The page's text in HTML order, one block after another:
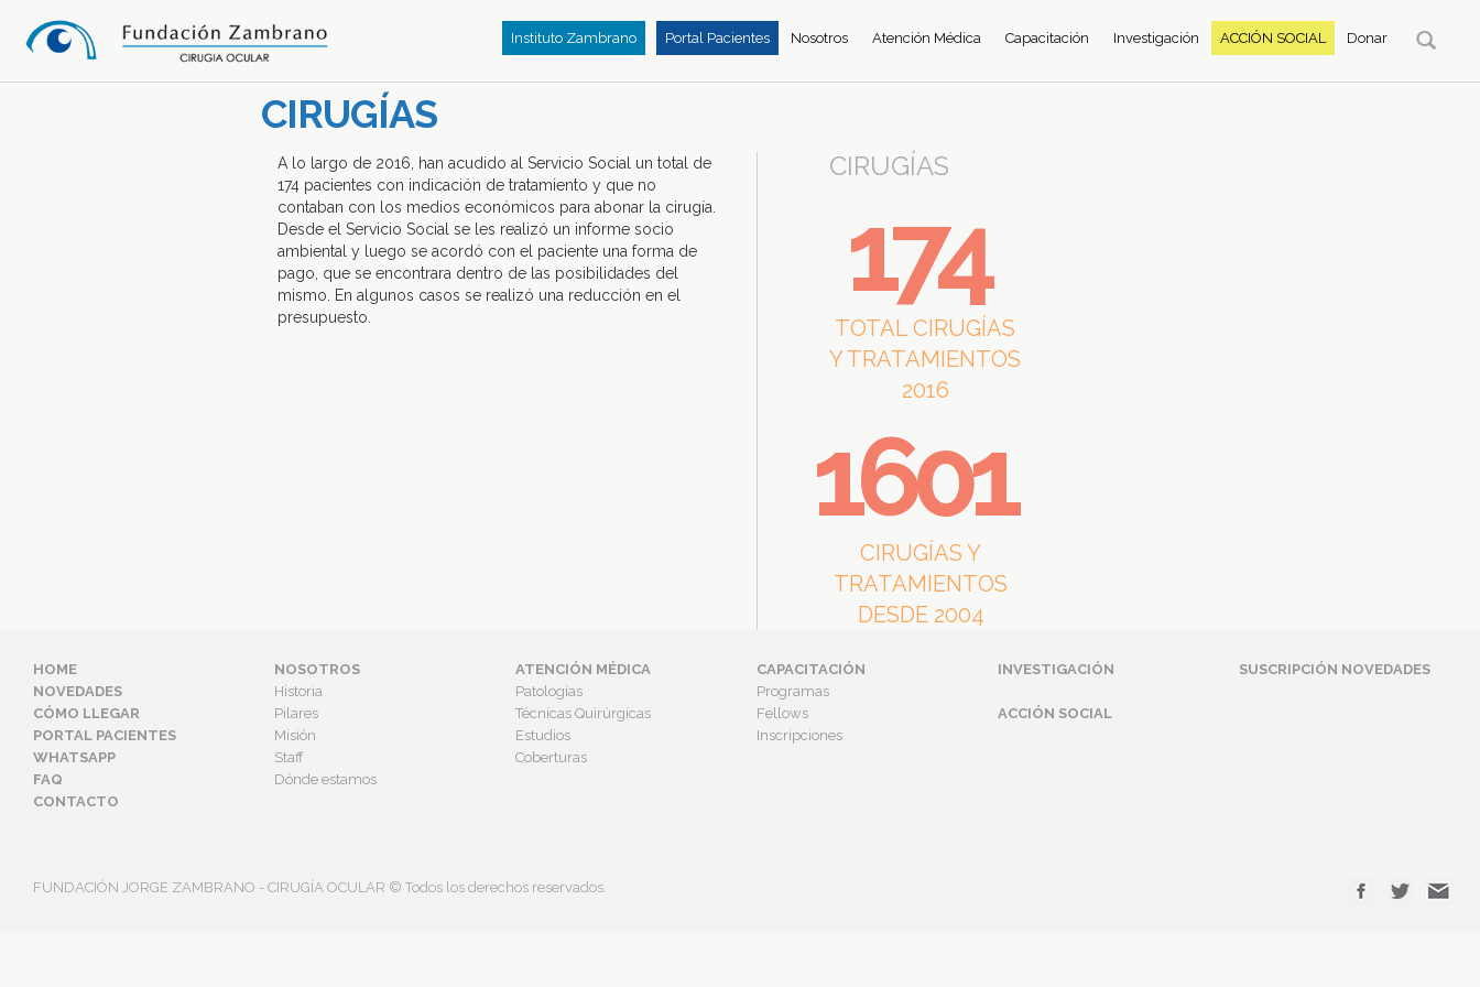
Instituto Zambrano Portal Pacientes Nosotros Atención Médica Capacitación Investigación ACCIÓN SOCIAL Donar
CIRUGÍAS
A lo largo de 2016, han acudido al Servicio Social un total de
174 pacientes con indicación de tratamiento y que no
contaban con los medios económicos para abonar la cirugía.
Desde el Servicio Social se les realizó un informe socio
ambiental y luego se acordó con el paciente una forma de
pago, que se encontrara dentro de las posibilidades del
mismo. En algunos casos se realizó una reducción en el
presupuesto.
CIRUGÍAS
174
TOTAL CIRUGÍAS
Y TRATAMIENTOS
2016
1601
CIRUGÍAS Y
TRATAMIENTOS
DESDE 2004
HOME
NOVEDADES
CÓMO LLEGAR
PORTAL PACIENTES
WHATSAPP
FAQ
CONTACTO
NOSOTROS
Historia
Pilares
Misión
Staff
Dónde estamos
ATENCIÓN MÉDICA
Patologías
Técnicas Quirúrgicas
Estudios
Coberturas
CAPACITACIÓN
Programas
Fellows
Inscripciones
INVESTIGACIÓN
ACCIÓN SOCIAL
SUSCRIPCIÓN NOVEDADES
FUNDACIÓN JORGE ZAMBRANO - CIRUGÍA OCULAR © Todos los derechos reservados.